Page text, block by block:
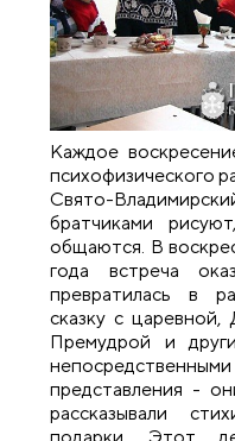
Каждое
психофизического
Свято-
братчиками
общаются. В
года встреча
превратилась в
сказку с
Премудрой и
представления -
рассказывали